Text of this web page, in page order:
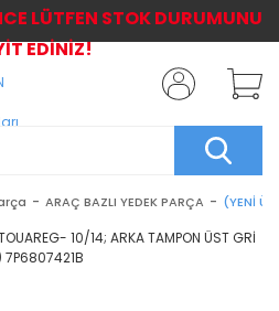
ARAÇ BAZLI YEDEK PARÇA (YENİ
LÜTFEN STOK DURUMUNU
EDİNİZ!